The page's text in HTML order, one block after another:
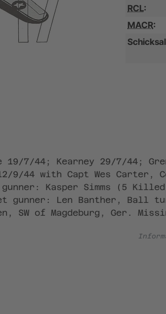
RCL:
MACR:
19/7/44; Kearney 29/7/44;
12/9/44 with Capt Wes
Kasper Simms (5
gunner: Len Banther, Ball
SW of Magdeburg, Ger.